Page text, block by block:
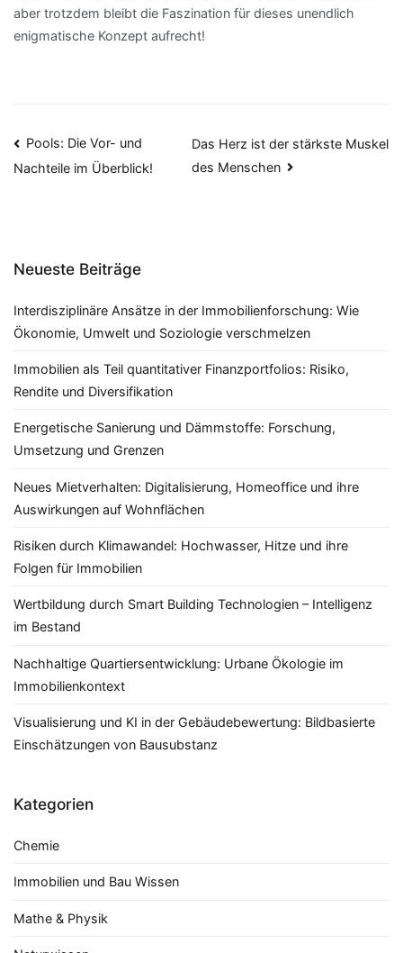
aber trotzdem bleibt die Faszination für dieses unendlich
enigmatische Konzept aufrecht!
Beitragsnavigation
Pools: Die Vor- und
Nachteile im Überblick!
Das Herz ist der stärkste Muskel
des Menschen
Neueste Beiträge
Interdisziplinäre Ansätze in der Immobilienforschung: Wie
Ökonomie, Umwelt und Soziologie verschmelzen
Immobilien als Teil quantitativer Finanzportfolios: Risiko,
Rendite und Diversifikation
Energetische Sanierung und Dämmstoffe: Forschung,
Umsetzung und Grenzen
Neues Mietverhalten: Digitalisierung, Homeoffice und ihre
Auswirkungen auf Wohnflächen
Risiken durch Klimawandel: Hochwasser, Hitze und ihre
Folgen für Immobilien
Wertbildung durch Smart Building Technologien – Intelligenz
im Bestand
Nachhaltige Quartiersentwicklung: Urbane Ökologie im
Immobilienkontext
Visualisierung und KI in der Gebäudebewertung: Bildbasierte
Einschätzungen von Bausubstanz
Kategorien
Chemie
Immobilien und Bau Wissen
Mathe & Physik